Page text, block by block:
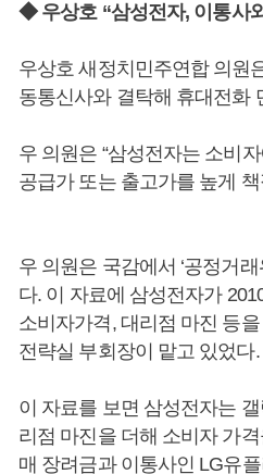
◆ 우상호 “삼성전자, 이통사
우상호 새정치민주연합 의원
동통신사와 결탁해 휴대전화
우 의원은 “삼성전자는 소비
공급가 또는 출고가를 높게
우 의원은 국감에서 ‘공정거
다. 이 자료에 삼성전자가
소비자가격, 대리점 마진 등
전략실 부회장이 맡고 있었다.
이 자료를 보면 삼성전자는
리점 마진을 더해 소비자 가
매 장려금과 이통사인 LG유